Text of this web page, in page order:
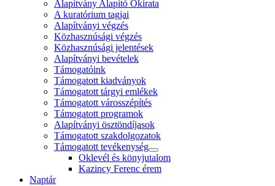
Alapítvány Alapító Okirata
A kuratórium tagjai
Alapítványi végzés
Közhasznúsági végzés
Közhasznúsági jelentések
Alapítványi bevételek
Támogatóink
Támogatott kiadványok
Támogatott tárgyi emlékek
Támogatott városszépítés
Támogatott programok
Alapítványi ösztöndíjasok
Támogatott szakdolgozatok
Támogatott tevékenység
Oklevél és könyjutalom
Kazincy Ferenc érem
Naptár